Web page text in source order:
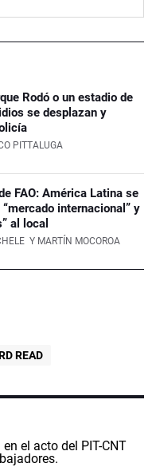
Rodó o un estadio de
se desplazan y
PITTALUGA
FAO: América Latina se
internacional” y
al local
Y MARTÍN MOCOROA
READ